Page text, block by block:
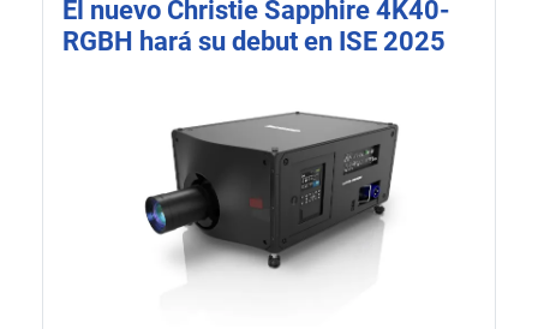
El nuevo Christie Sapphire 4K40-
RGBH hará su debut en ISE 2025